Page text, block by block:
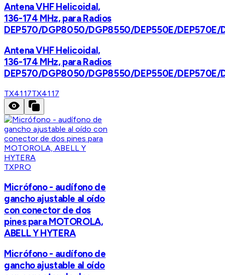
Antena VHF Helicoidal,
136-174 MHz, para Radios
DEP570/DGP8050/DGP8550/DEP550E/DEP570E/
Antena VHF Helicoidal,
136-174 MHz, para Radios
DEP570/DGP8050/DGP8550/DEP550E/DEP570E/
TX4117TX4117
TXPRO
Micrófono - audífono de
gancho ajustable al oído
con conector de dos
pines para MOTOROLA,
ABELL Y HYTERA
Micrófono - audífono de
gancho ajustable al oído